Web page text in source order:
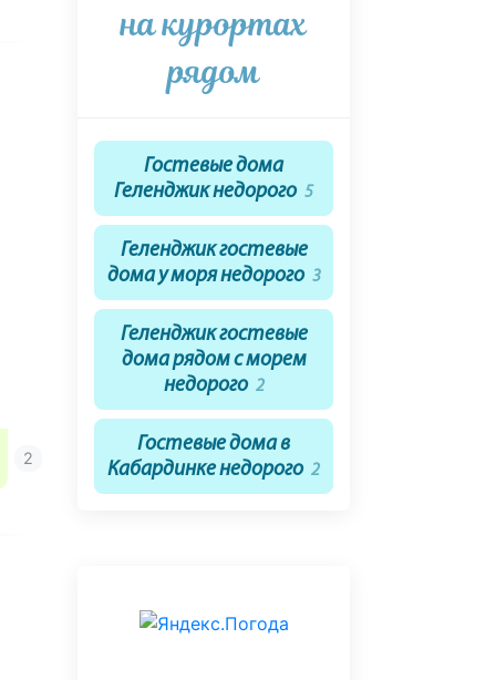
на курортах
рядом
Гостевые дома
Геленджик недорого 5
Геленджик гостевые
дома у моря недорого 3
Геленджик гостевые
дома рядом с морем
недорого 2
Гостевые дома в
Кабардинке недорого 2